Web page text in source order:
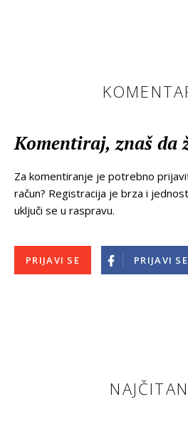
Komentiraj, znaš da
Za komentiranje je potrebno
račun? Registracija je brza i
uključi se u raspravu.
PRIJAVI SE PRIJAVI SE